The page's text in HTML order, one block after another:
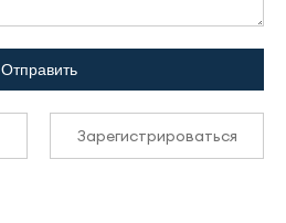
Отправить
Зарегистрироваться